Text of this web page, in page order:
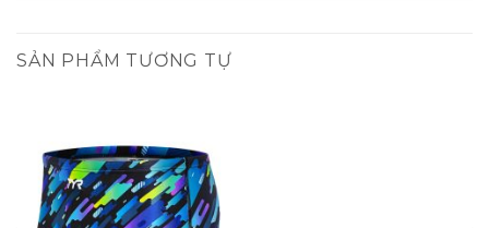
SẢN PHẨM TƯƠNG TỰ